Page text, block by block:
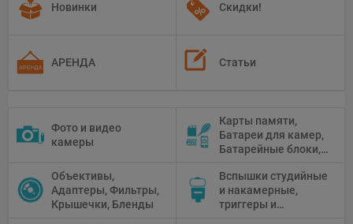
Новинки Скидки!
АРЕНДА Статьи
Фото и видео
камеры
Карты памяти,
Батареи для камер,
Батарейные блоки,
Объективы,
Адаптеры, Фильтры,
Крышечки, Бленды
Вспышки студийные
и накамерные,
триггеры и